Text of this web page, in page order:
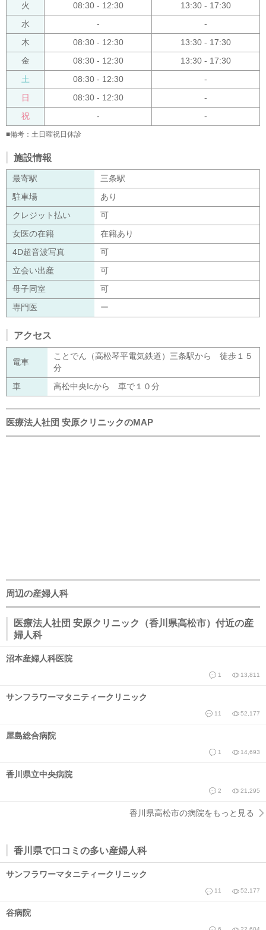
火 08:30 - 12:30 13:30 - 17:30
水 - -
木 08:30 - 12:30 13:30 - 17:30
金 08:30 - 12:30 13:30 - 17:30
土 08:30 - 12:30 -
日 08:30 - 12:30 -
祝 - -
■備考：土日曜祝日休診
施設情報
最寄駅 三条駅
駐車場 あり
クレジット払い 可
女医の在籍 在籍あり
4D超音波写真 可
立会い出産 可
母子同室 可
専門医 ー
アクセス
電車
ことでん（高松琴平電気鉄道）三条駅から 徒歩１５
分
車 高松中央Icから 車で１０分
医療法人社団 安原クリニックのMAP
周辺の産婦人科
医療法人社団 安原クリニック（香川県高松市）付近の産
婦人科
沼本産婦人科医院
1 13,811
サンフラワーマタニティークリニック
11 52,177
屋島総合病院
1 14,693
香川県立中央病院
2 21,295
香川県高松市の病院をもっと見る
香川県で口コミの多い産婦人科
サンフラワーマタニティークリニック
11 52,177
谷病院